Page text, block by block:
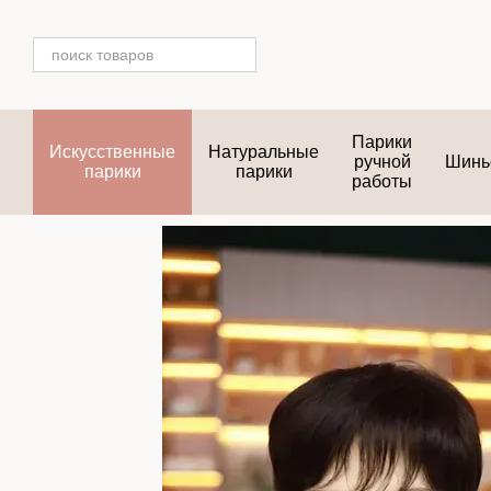
Искусственные
парики
Натуральные
парики
Парики
ручной
работы